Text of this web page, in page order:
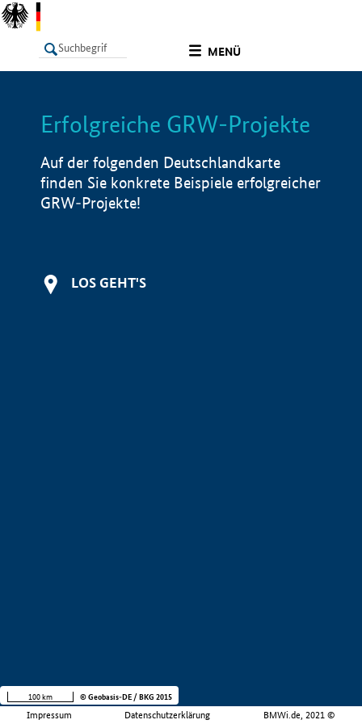
MENÜ
LISTE Info
Erfolgreiche GRW-Projekte
Auf der folgenden Deutschlandkarte
finden Sie konkrete Beispiele erfolgreicher
GRW-Projekte!
LOS GEHT'S
Impressum Datenschutzerklärung BMWi.de, 2021 ©
100 km © Geobasis-DE / BKG 2015